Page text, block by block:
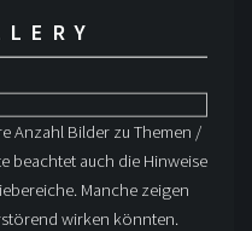
Anzahl Bilder zu Themen /
beachtet auch die Hinweise
Manche zeigen
wirken könnten.